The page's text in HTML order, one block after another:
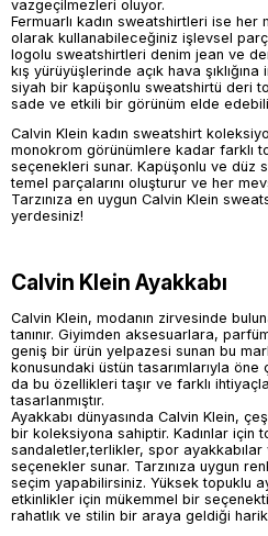
vazgeçilmezleri oluyor.
Fermuarlı kadın sweatshirtleri ise
olarak kullanabileceğiniz işlevsel
logolu sweatshirtleri denim jean ve
kış yürüyüşlerinde açık hava
siyah bir kapüşonlu sweatshirtü deri
sade ve etkili bir görünüm elde
Calvin Klein kadın sweatshirt
monokrom görünümlere kadar farklı
seçenekleri sunar. Kapüşonlu ve düz
temel parçalarını oluşturur ve her
Tarzınıza en uygun Calvin Klein
yerdesiniz!
Calvin Klein Ayakkabı
Calvin Klein, modanın zirvesinde
tanınır. Giyimden aksesuarlara,
geniş bir ürün yelpazesi sunan bu
konusundaki üstün tasarımlarıyla öne
da bu özellikleri taşır ve farklı
tasarlanmıştır.
Ayakkabı dünyasında Calvin Klein,
bir koleksiyona sahiptir. Kadınlar için
sandaletler,terlikler, spor
seçenekler sunar. Tarzınıza uygun
seçim yapabilirsiniz. Yüksek topuklu
etkinlikler için mükemmel bir
rahatlık ve stilin bir araya geldiği